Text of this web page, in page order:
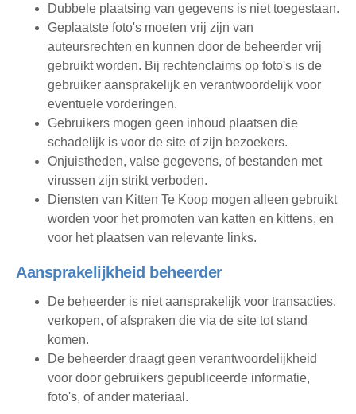
Dubbele plaatsing van gegevens is niet toegestaan.
Geplaatste foto's moeten vrij zijn van
auteursrechten en kunnen door de beheerder vrij
gebruikt worden. Bij rechtenclaims op foto's is de
gebruiker aansprakelijk en verantwoordelijk voor
eventuele vorderingen.
Gebruikers mogen geen inhoud plaatsen die
schadelijk is voor de site of zijn bezoekers.
Onjuistheden, valse gegevens, of bestanden met
virussen zijn strikt verboden.
Diensten van Kitten Te Koop mogen alleen gebruikt
worden voor het promoten van katten en kittens, en
voor het plaatsen van relevante links.
Aansprakelijkheid beheerder
De beheerder is niet aansprakelijk voor transacties,
verkopen, of afspraken die via de site tot stand
komen.
De beheerder draagt geen verantwoordelijkheid
voor door gebruikers gepubliceerde informatie,
foto's, of ander materiaal.